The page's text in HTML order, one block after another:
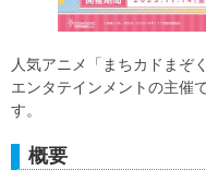
人気アニメ「まちカドまぞ
エンタテインメントの主催
す。
概要